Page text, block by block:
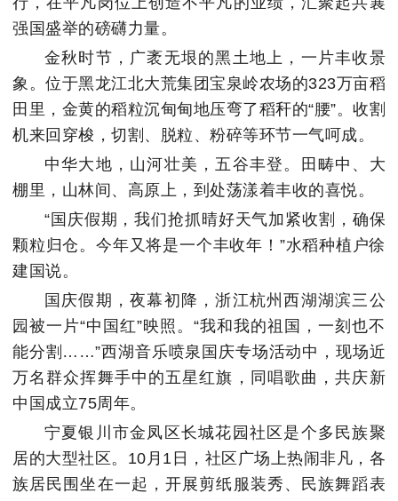
强国盛举的磅礴力量。
金秋时节，广袤无垠的黑土地上，一片丰收景
象。位于黑龙江北大荒集团宝泉岭农场的323万亩稻
田里，金黄的稻粒沉甸甸地压弯了稻秆的“腰”。收割
机来回穿梭，切割、脱粒、粉碎等环节一气呵成。
中华大地，山河壮美，五谷丰登。田畴中、大
棚里，山林间、高原上，到处荡漾着丰收的喜悦。
“国庆假期，我们抢抓晴好天气加紧收割，确保
颗粒归仓。今年又将是一个丰收年！”水稻种植户徐
建国说。
国庆假期，夜幕初降，浙江杭州西湖湖滨三公
园被一片“中国红”映照。“我和我的祖国，一刻也不
能分割……”西湖音乐喷泉国庆专场活动中，现场近
万名群众挥舞手中的五星红旗，同唱歌曲，共庆新
中国成立75周年。
宁夏银川市金凤区长城花园社区是个多民族聚
居的大型社区。10月1日，社区广场上热闹非凡，各
族居民围坐在一起，开展剪纸服装秀、民族舞蹈表